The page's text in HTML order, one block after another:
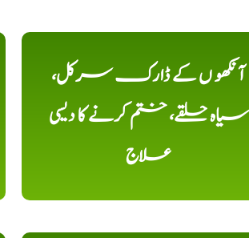
آنکھو ں کے ڈارک سرکل،
سیاہ حلقے، ختم کرنے کا دیسی
علاج